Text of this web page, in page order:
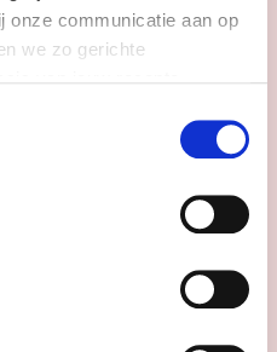
onze communicatie aan op
we zo gerichte
ook altijd
wijzigen of
en non-
beide personen
inspiratie en